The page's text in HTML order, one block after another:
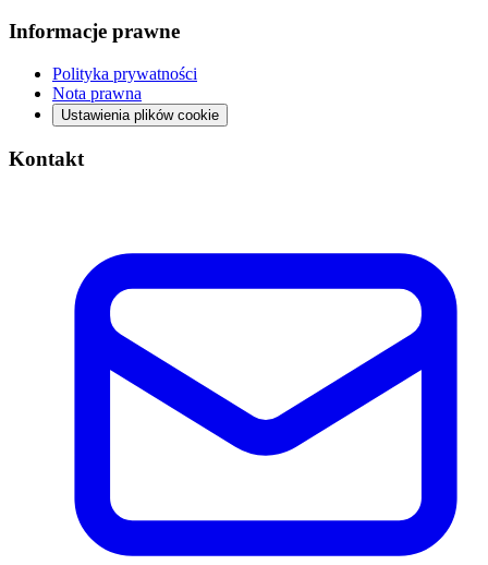
Informacje prawne
Polityka prywatności
Nota prawna
Ustawienia plików cookie
Kontakt